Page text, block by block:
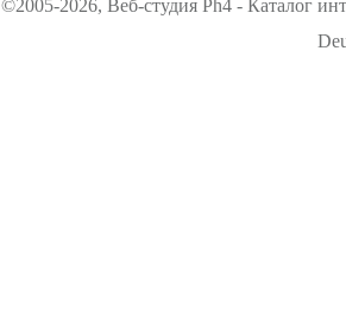
©2005-2026, Веб-студия Ph4 - Каталог